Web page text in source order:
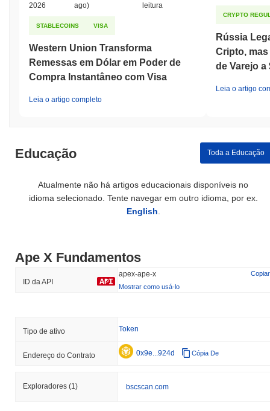
2026
ago)
leitura
STABLECOINS VISA
Western Union Transforma
Remessas em Dólar em Poder de
Compra Instantâneo com Visa
Leia o artigo completo
CRYPTO
Rússia
Cripto,
de Varejo a
Leia o artigo
Educação Toda a Educação
Atualmente não há artigos educacionais disponíveis no
idioma selecionado. Tente navegar em outro idioma, por ex.
English
Ape X Fundamentos
ID da API
apex-ape-x
Copiar
Mostrar como usá-lo
Tipo de ativo Token
Endereço do Contrato 0x9e...924d Cópia De
Exploradores (1) bscscan.com